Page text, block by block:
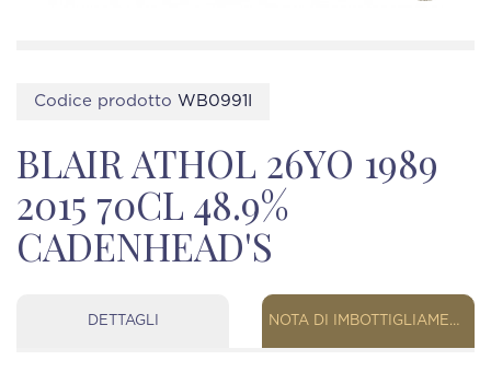
Codice prodotto WB0991I
BLAIR ATHOL 26YO 1989
2015 70CL 48.9%
CADENHEAD'S
DETTAGLI NOTA DI IMBOTTIGLIAMENTO